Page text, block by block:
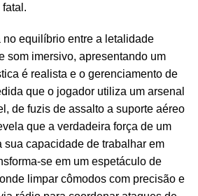
no equilíbrio entre a letalidade
som imersivo, apresentando um
é realista e o gerenciamento de
que o jogador utiliza um arsenal
de fuzis de assalto a suporte aéreo
que a verdadeira força de um
sua capacidade de trabalhar em
se em um espetáculo de
limpar cômodos com precisão e